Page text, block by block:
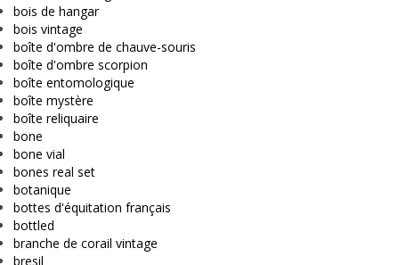
bois de hangar
bois vintage
boîte d'ombre de chauve-souris
boîte d'ombre scorpion
boîte entomologique
boîte mystère
boîte reliquaire
bone
bone vial
bones real set
botanique
bottes d'équitation français
bottled
branche de corail vintage
bresil